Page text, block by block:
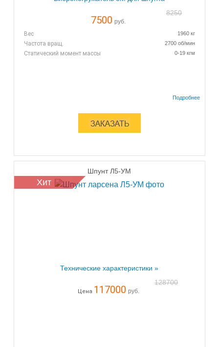
8250
7500 руб.
Вес
1960 кг
Частота вращ. 2700 об/мин
Статический момент массы 0-19 кгм
Хит
Шпунт Л5-УМ
Технические характеристики »
128700
Цена 117000 руб.